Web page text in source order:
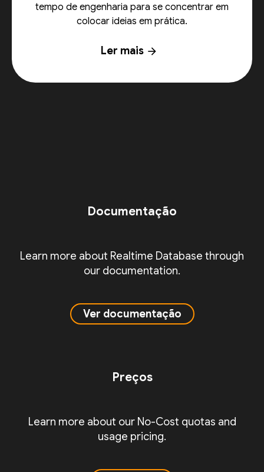
tempo de engenharia para se concentrar em
colocar ideias em prática.
Ler mais arrow_forward
Documentação
Learn more about Realtime Database through
our documentation.
Ver documentação
Preços
Learn more about our No-Cost quotas and
usage pricing.